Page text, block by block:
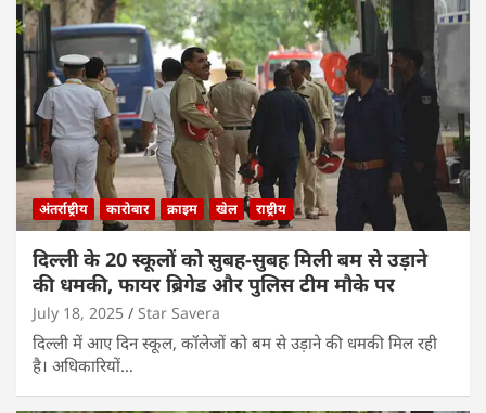
अंतर्राष्ट्रीय कारोबार क्राइम खेल राष्ट्रीय
दिल्ली के 20 स्कूलों को सुबह-सुबह मिली बम से उड़ाने
की धमकी, फायर ब्रिगेड और पुलिस टीम मौके पर
July 18, 2025 Star Savera
दिल्ली में आए दिन स्कूल, कॉलेजों को बम से उड़ाने की धमकी मिल रही
है। अधिकारियों…